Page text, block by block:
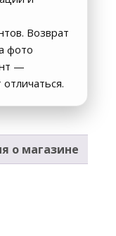
Возврат
фото
—
о магазине